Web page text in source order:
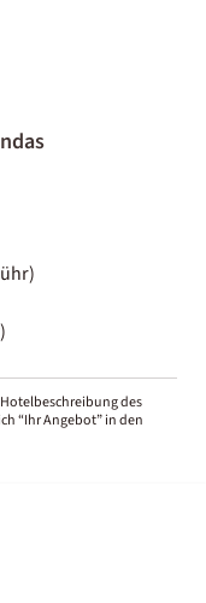
des
“Ihr Angebot” in den